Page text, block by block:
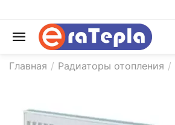
Главная / Радиаторы отопления /